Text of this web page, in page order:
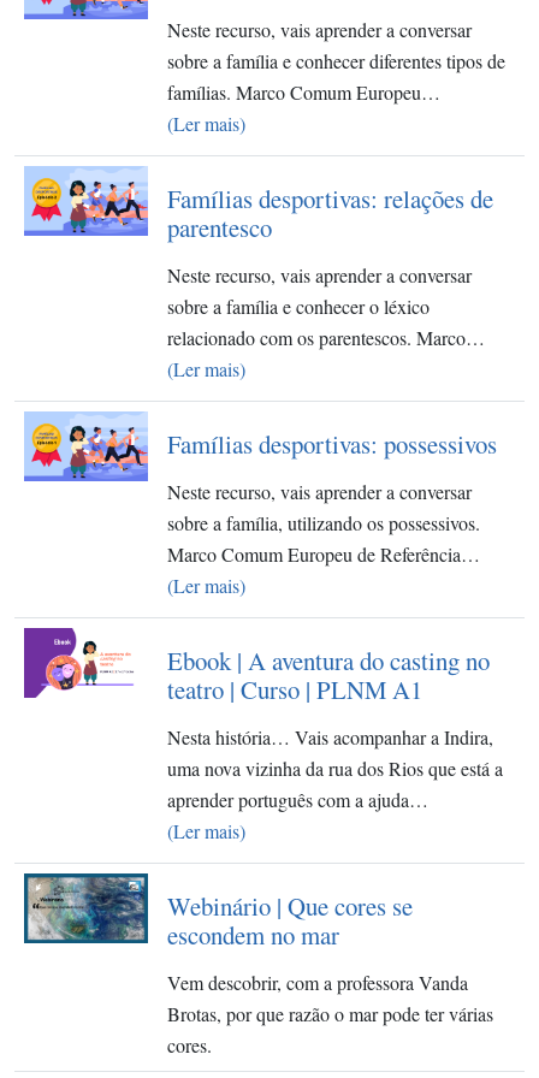
Neste recurso, vais aprender a conversar
sobre a família e conhecer diferentes tipos de
famílias. Marco Comum Europeu…
(Ler mais)
Famílias desportivas: relações de
parentesco
Neste recurso, vais aprender a conversar
sobre a família e conhecer o léxico
relacionado com os parentescos. Marco…
(Ler mais)
Famílias desportivas: possessivos
Neste recurso, vais aprender a conversar
sobre a família, utilizando os possessivos.
Marco Comum Europeu de Referência…
(Ler mais)
Ebook | A aventura do casting no
teatro | Curso | PLNM A1
Nesta história… Vais acompanhar a Indira,
uma nova vizinha da rua dos Rios que está a
aprender português com a ajuda…
(Ler mais)
Webinário | Que cores se
escondem no mar
Vem descobrir, com a professora Vanda
Brotas, por que razão o mar pode ter várias
cores.